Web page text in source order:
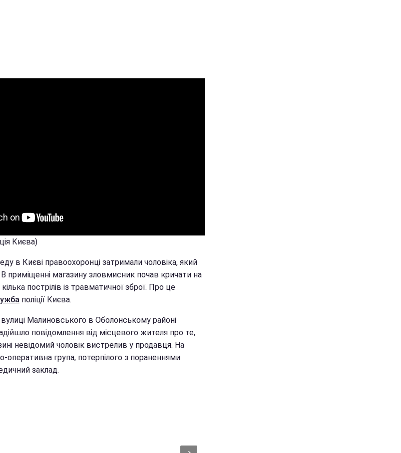
Києва)
в Києві правоохоронці затримали чоловіка, який
приміщенні магазину зловмисник почав кричати на
пострілів із травматичної зброї. Про це
поліції Києва.
Малиновського в Оболонському районі
повідомлення від місцевого жителя про те,
невідомий чоловік вистрелив у продавця. На
оперативна група, потерпілого з пораненнями
заклад.